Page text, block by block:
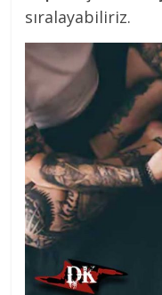
sıralayabiliriz.